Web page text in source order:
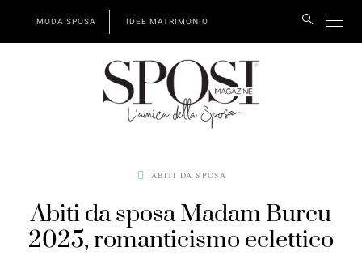
MODA SPOSA IDEE MATRIMONIO
ABITI DA SPOSA
Abiti da sposa Madam Burcu
2025, romanticismo eclettico